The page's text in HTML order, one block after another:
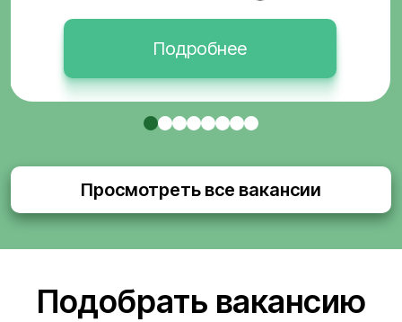
Подробнее
Просмотреть все вакансии
Подобрать вакансию